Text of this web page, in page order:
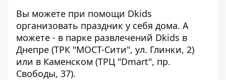
Вы можете при помощи Dkids
организовать праздник у себя дома. А
можете - в парке развлечений Dkids в
Днепре (ТРК "МОСТ-Сити", ул. Глинки, 2)
или в Каменском (ТРЦ "Dmart", пр.
Свободы, 37).